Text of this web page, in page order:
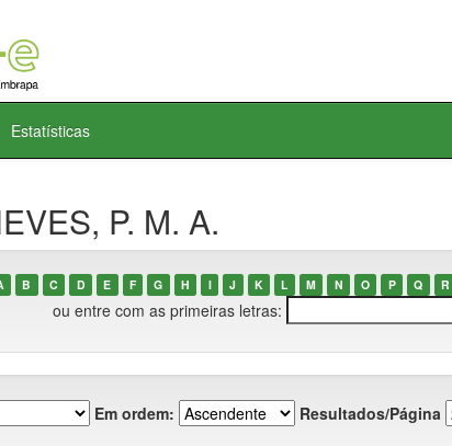
Estatísticas
P. M. A.
B C D E F G H I J K L M N O P Q R
ou entre com as primeiras letras:
Em ordem: Resultados/Página